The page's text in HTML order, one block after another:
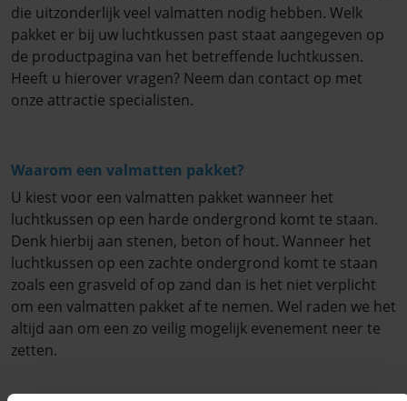
die uitzonderlijk veel valmatten nodig hebben. Welk
pakket er bij uw luchtkussen past staat aangegeven op
de productpagina van het betreffende luchtkussen.
Heeft u hierover vragen? Neem dan contact op met
onze attractie specialisten.
Waarom een valmatten pakket?
U kiest voor een valmatten pakket wanneer het
luchtkussen op een harde ondergrond komt te staan.
Denk hierbij aan stenen, beton of hout. Wanneer het
luchtkussen op een zachte ondergrond komt te staan
zoals een grasveld of op zand dan is het niet verplicht
om een valmatten pakket af te nemen. Wel raden we het
altijd aan om een zo veilig mogelijk evenement neer te
zetten.